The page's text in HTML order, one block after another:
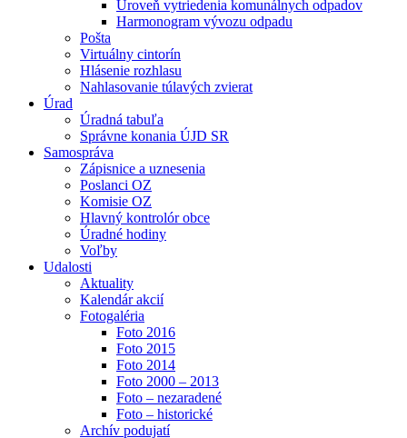
Úroveň vytriedenia komunálnych odpadov
Harmonogram vývozu odpadu
Pošta
Virtuálny cintorín
Hlásenie rozhlasu
Nahlasovanie túlavých zvierat
Úrad
Úradná tabuľa
Správne konania ÚJD SR
Samospráva
Zápisnice a uznesenia
Poslanci OZ
Komisie OZ
Hlavný kontrolór obce
Úradné hodiny
Voľby
Udalosti
Aktuality
Kalendár akcií
Fotogaléria
Foto 2016
Foto 2015
Foto 2014
Foto 2000 – 2013
Foto – nezaradené
Foto – historické
Archív podujatí